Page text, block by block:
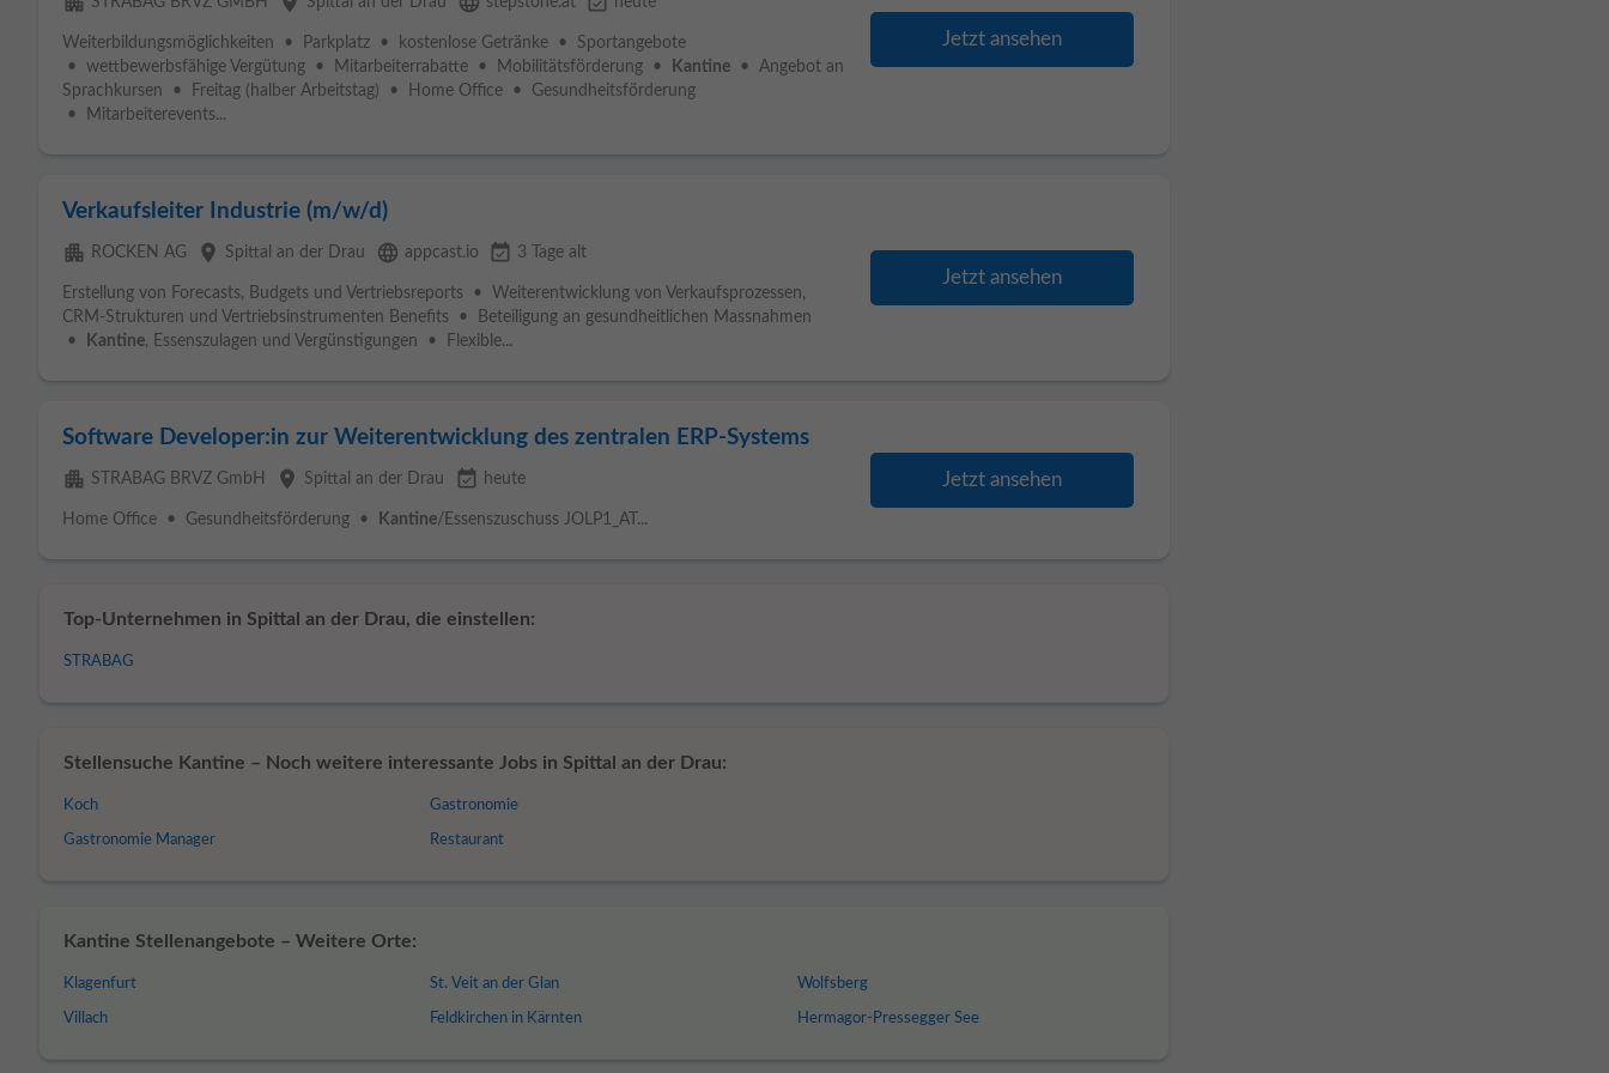
Weiterbildungsmöglichkeiten • Parkplatz • kostenlose Getränke • Sportangebote
• wettbewerbsfähige Vergütung • Mitarbeiterrabatte • Mobilitätsförderung •
Kantine • Angebot an
Sprachkursen • Freitag (halber Arbeitstag) • Home Office • Gesundheitsförderung
• Mitarbeiterevents...
Jetzt ansehen
Verkaufsleiter Industrie (m/w/d)
apartment ROCKEN AG place Spittal an der Drau language appcast.io event_available 3 Tage alt
Erstellung von Forecasts, Budgets und Vertriebsreports • Weiterentwicklung von Verkaufsprozessen,
CRM-Strukturen und Vertriebsinstrumenten Benefits • Beteiligung an gesundheitlichen Massnahmen
•
Kantine, Essenszulagen und Vergünstigungen • Flexible...
Jetzt ansehen
Software Developer:in zur Weiterentwicklung des zentralen ERP-Systems
apartment STRABAG BRVZ GmbH place Spittal an der Drau event_available heute
Home Office • Gesundheitsförderung • Kantine/Essenszuschuss JOLP1_AT...
Jetzt ansehen
Top-Unternehmen in Spittal an der Drau, die einstellen:
STRABAG
Stellensuche Kantine – Noch weitere interessante Jobs in Spittal an der Drau:
Koch
Gastronomie Manager
Gastronomie
Restaurant
Kantine Stellenangebote – Weitere Orte:
Klagenfurt
Villach
St. Veit an der Glan
Feldkirchen in Kärnten
Wolfsberg
Hermagor-Pressegger See